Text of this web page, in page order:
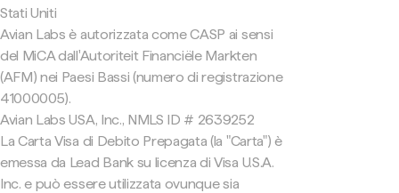
Stati Uniti
Avian Labs è autorizzata come CASP ai sensi
del MiCA dall'Autoriteit Financiële Markten
(AFM) nei Paesi Bassi (numero di registrazione
41000005).
Avian Labs USA, Inc., NMLS ID # 2639252
La Carta Visa di Debito Prepagata (la "Carta") è
emessa da Lead Bank su licenza di Visa U.S.A.
Inc. e può essere utilizzata ovunque sia